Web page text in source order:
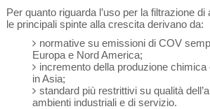
Per quanto riguarda l’uso per la filtrazione
le principali spinte alla crescita derivano da:
normative su emissioni di COV
Europa e Nord America;
incremento della produzione
in Asia;
standard più restrittivi su qualità
ambienti industriali e di servizio.